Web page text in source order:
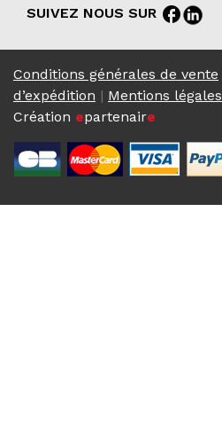
SUIVEZ NOUS SUR facebook
Conditions générales de vente
d’expédition | Mentions légales
Création epartenaire